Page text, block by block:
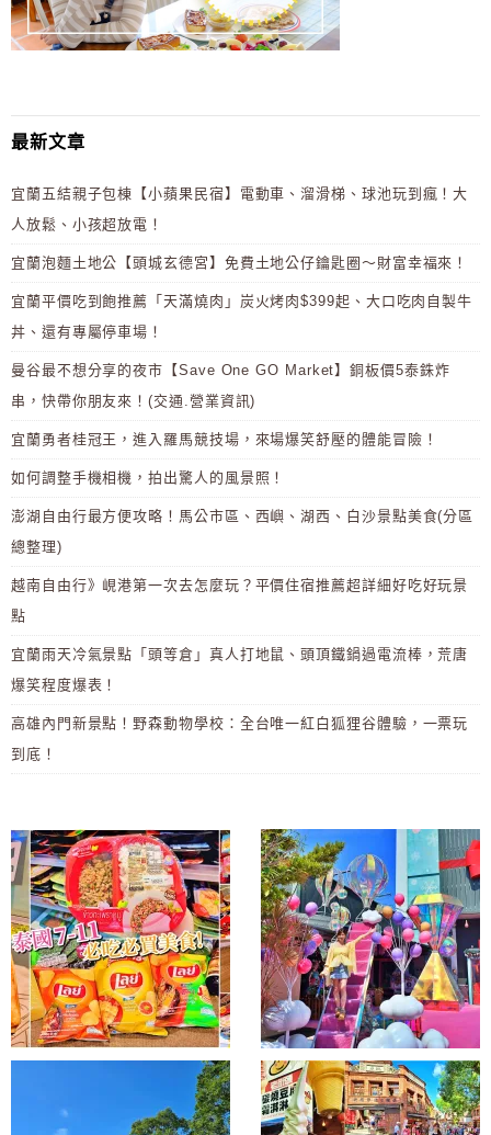
最新文章
宜蘭五結親子包棟【小蘋果民宿】電動車、溜滑梯、球池玩到瘋！大
人放鬆、小孩超放電！
宜蘭泡麵土地公【頭城玄德宮】免費土地公仔鑰匙圈～財富幸福來！
宜蘭平價吃到飽推薦「天滿燒肉」炭火烤肉$399起、大口吃肉自製牛
丼、還有專屬停車場！
曼谷最不想分享的夜市【Save One GO Market】銅板價5泰銖炸
串，快帶你朋友來！(交通.營業資訊)
宜蘭勇者桂冠王，進入羅馬競技場，來場爆笑舒壓的體能冒險！
如何調整手機相機，拍出驚人的風景照！
澎湖自由行最方便攻略！馬公市區、西嶼、湖西、白沙景點美食(分區
總整理)
越南自由行》峴港第一次去怎麼玩？平價住宿推薦超詳細好吃好玩景
點
宜蘭雨天冷氣景點「頭等倉」真人打地鼠、頭頂鐵鍋過電流棒，荒唐
爆笑程度爆表！
高雄內門新景點！野森動物學校：全台唯一紅白狐狸谷體驗，一票玩
到底！